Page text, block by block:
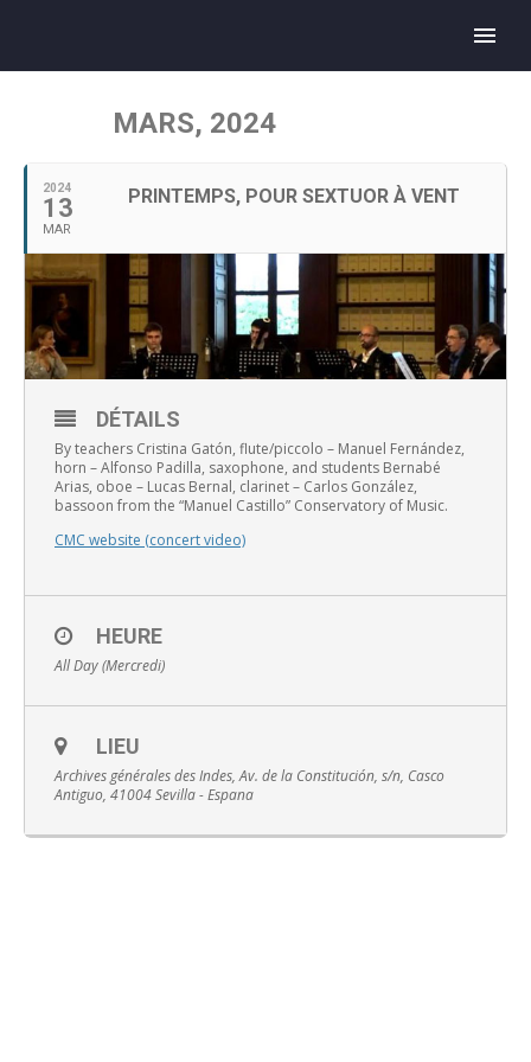
English
MARS, 2024
2024
13
MAR
PRINTEMPS, POUR SEXTUOR À VENT
DÉTAILS
By teachers Cristina Gatón, flute/piccolo – Manuel Fernández,
horn – Alfonso Padilla, saxophone, and students Bernabé
Arias, oboe – Lucas Bernal, clarinet – Carlos González,
bassoon from the “Manuel Castillo” Conservatory of Music.
CMC website (concert video)
HEURE
All Day (Mercredi)
LIEU
Archives générales des Indes, Av. de la Constitución, s/n, Casco
Antiguo, 41004 Sevilla - Espana